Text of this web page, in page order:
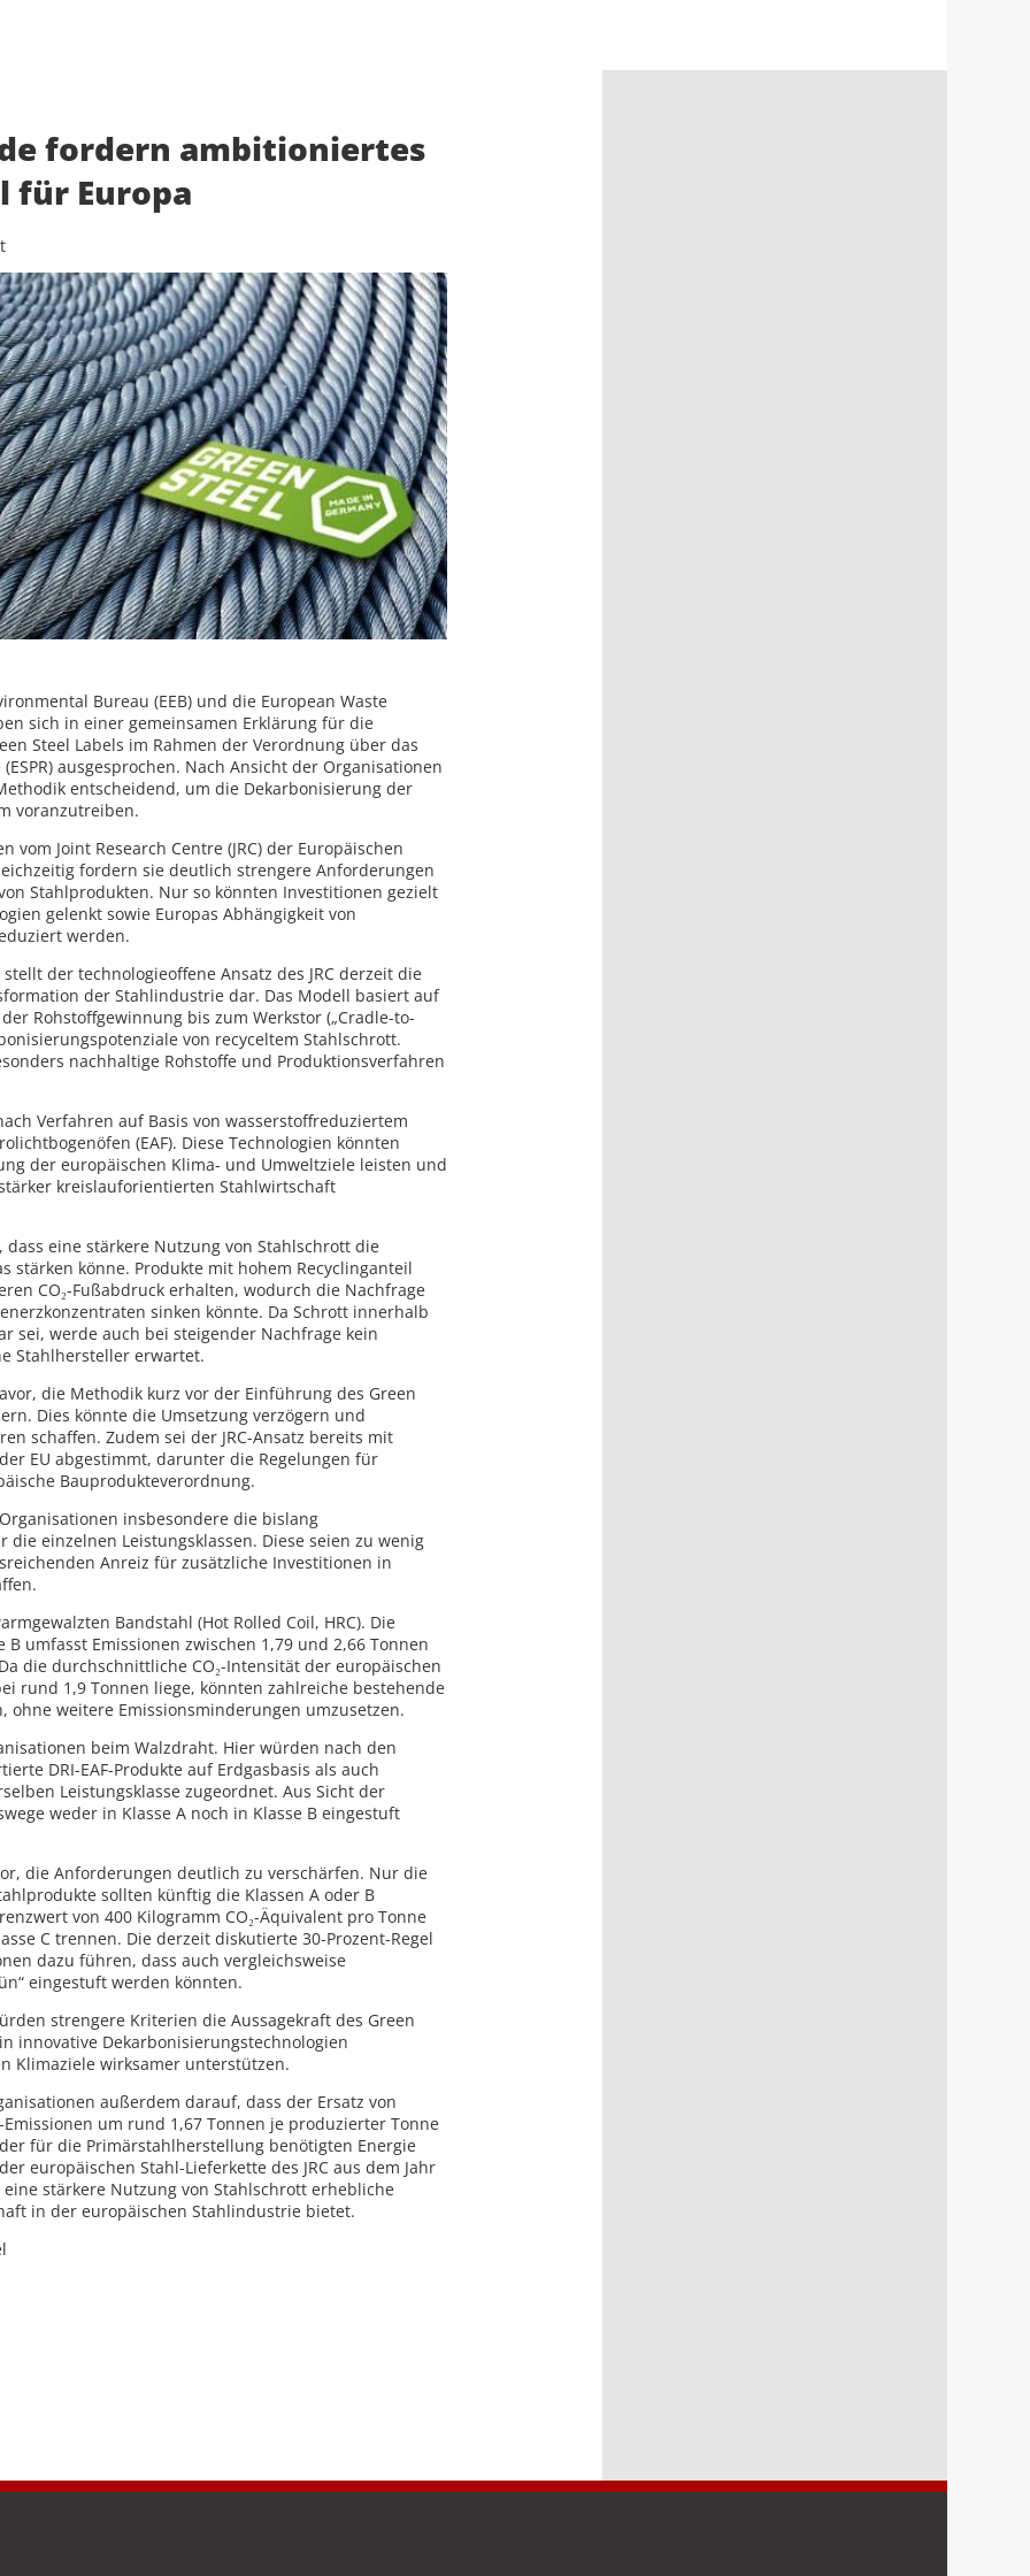
fordern ambitioniertes
für Europa
Bureau (EEB) und die European Waste
sich in einer gemeinsamen Erklärung für die
Steel Labels im Rahmen der Verordnung über das
ausgesprochen. Nach Ansicht der Organisationen
entscheidend, um die Dekarbonisierung der
voranzutreiben.
vom Joint Research Centre (JRC) der Europäischen
fordern sie deutlich strengere Anforderungen
Stahlprodukten. Nur so könnten Investitionen gezielt
gelenkt sowie Europas Abhängigkeit von
werden.
der technologieoffene Ansatz des JRC derzeit die
der Stahlindustrie dar. Das Modell basiert auf
Rohstoffgewinnung bis zum Werkstor („Cradle-to-
von recyceltem Stahlschrott.
nachhaltige Rohstoffe und Produktionsverfahren
Verfahren auf Basis von wasserstoffreduziertem
(EAF). Diese Technologien könnten
der europäischen Klima- und Umweltziele leisten und
kreislauforientierten Stahlwirtschaft
dass eine stärkere Nutzung von Stahlschrott die
stärken könne. Produkte mit hohem Recyclinganteil
CO₂-Fußabdruck erhalten, wodurch die Nachfrage
sinken könnte. Da Schrott innerhalb
sei, werde auch bei steigender Nachfrage kein
Stahlhersteller erwartet.
die Methodik kurz vor der Einführung des Green
Dies könnte die Umsetzung verzögern und
schaffen. Zudem sei der JRC-Ansatz bereits mit
EU abgestimmt, darunter die Regelungen für
Bauprodukteverordnung.
insbesondere die bislang
die einzelnen Leistungsklassen. Diese seien zu wenig
Anreiz für zusätzliche Investitionen in
Bandstahl (Hot Rolled Coil, HRC). Die
B umfasst Emissionen zwischen 1,79 und 2,66 Tonnen
die durchschnittliche CO₂-Intensität der europäischen
rund 1,9 Tonnen liege, könnten zahlreiche bestehende
ohne weitere Emissionsminderungen umzusetzen.
beim Walzdraht. Hier würden nach den
DRI-EAF-Produkte auf Erdgasbasis als auch
Leistungsklasse zugeordnet. Aus Sicht der
weder in Klasse A noch in Klasse B eingestuft
die Anforderungen deutlich zu verschärfen. Nur die
sollten künftig die Klassen A oder B
von 400 Kilogramm CO₂-Äquivalent pro Tonne
C trennen. Die derzeit diskutierte 30-Prozent-Regel
dazu führen, dass auch vergleichsweise
eingestuft werden könnten.
strengere Kriterien die Aussagekraft des Green
innovative Dekarbonisierungstechnologien
Klimaziele wirksamer unterstützen.
außerdem darauf, dass der Ersatz von
Emissionen um rund 1,67 Tonnen je produzierter Tonne
der für die Primärstahlherstellung benötigten Energie
europäischen Stahl-Lieferkette des JRC aus dem Jahr
eine stärkere Nutzung von Stahlschrott erhebliche
in der europäischen Stahlindustrie bietet.